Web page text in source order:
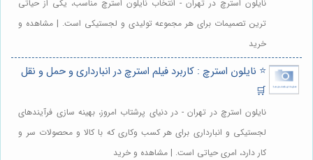
نایلون استرچ در تهران - انتخاب نایلون استرچ مناسب، یکی از حیاتی
ترین تصمیمات برای هر مجموعه تولیدی و لجستیکی است. | مشاهده و
خرید
⭐️ نایلون استرچ : کاربرد فیلم استرچ در انبارداری و حمل و نقل
🛒
نایلون استرچ در تهران - در دنیای پرشتاب امروز، بهینه سازی فرآیندهای
لجستیکی و انبارداری برای هر کسب وکاری که با کالا و محصولات سر و
کار دارد، امری حیاتی است. | مشاهده و خرید